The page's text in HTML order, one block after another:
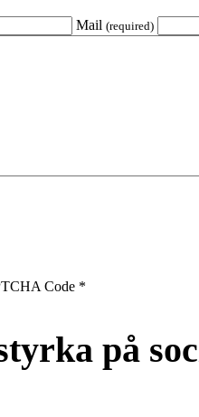
Mail (required)
Code *
på